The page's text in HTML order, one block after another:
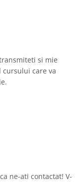
si mie
care va
ne-ati contactat! V-